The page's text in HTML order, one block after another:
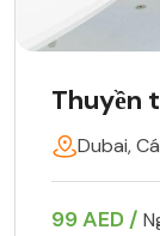
Thuyền
Dubai,
99 AED /